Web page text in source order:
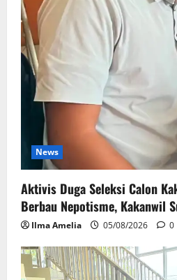
News
Aktivis Duga Seleksi Calon
Berbau Nepotisme, Kakanwil
Ilma Amelia 05/08/2026 0